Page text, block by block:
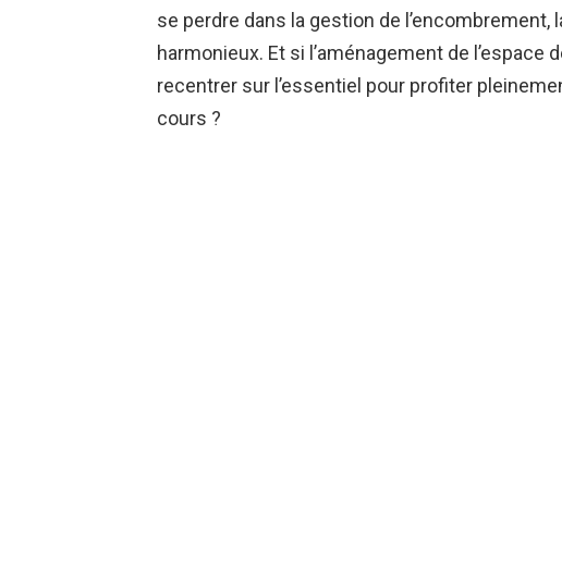
se perdre dans la gestion de l’encombrement,
harmonieux. Et si l’aménagement de l’espace
recentrer sur l’essentiel pour profiter
cours ?